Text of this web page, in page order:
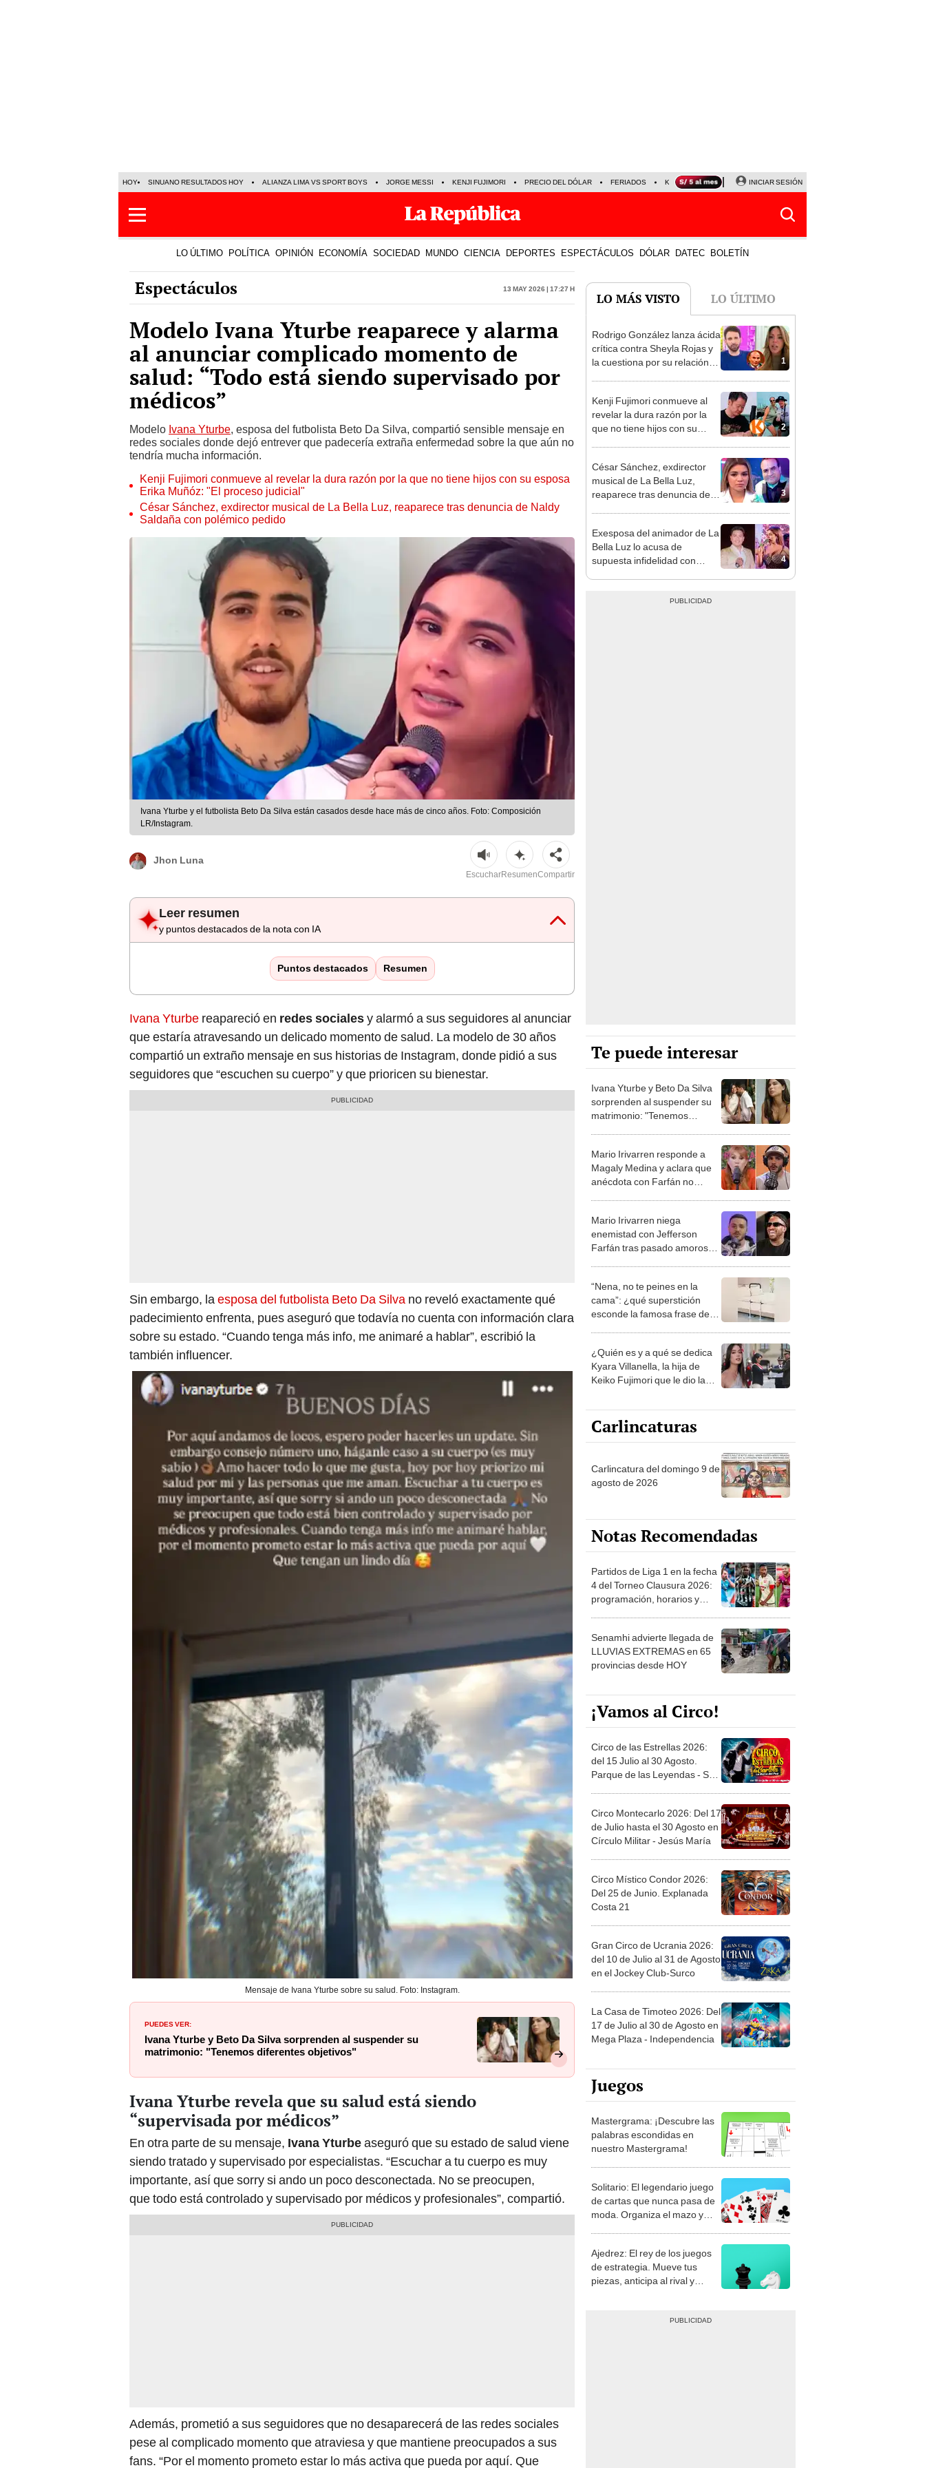
HOY SINUANO RESULTADOS HOY ALIANZA LIMA VS SPORT BOYS JORGE MESSI KENJI FUJIMORI PRECIO DEL DÓLAR FERIADOS KEIKO FUJIMORI NALDY SALDAÑA
INICIAR SESIÓN
LO ÚLTIMO POLÍTICA OPINIÓN ECONOMÍA SOCIEDAD MUNDO CIENCIA DEPORTES ESPECTÁCULOS DÓLAR DATEC BOLETÍN
Espectáculos 13 May 2026 | 17:27 h
Modelo Ivana Yturbe reaparece y alarma
al anunciar complicado momento de
salud: “Todo está siendo supervisado por
médicos”
Modelo Ivana Yturbe, esposa del futbolista Beto Da Silva, compartió sensible mensaje en
redes sociales donde dejó entrever que padecería extraña enfermedad sobre la que aún no
tendría mucha información.
Kenji Fujimori conmueve al revelar la dura razón por la que no tiene hijos con su esposa
Erika Muñóz: "El proceso judicial"
César Sánchez, exdirector musical de La Bella Luz, reaparece tras denuncia de Naldy
Saldaña con polémico pedido
Ivana Yturbe y el futbolista Beto Da Silva están casados desde hace más de cinco años. Foto: Composición
LR/Instagram.
Jhon Luna
EscucharResumenCompartir
Leer resumen
y puntos destacados de la nota con IA
Puntos destacados Resumen
Ivana Yturbe reapareció en redes socialesy alarmó a sus seguidores al anunciar
que estaría atravesando un delicado momento de salud. La modelo de 30 años
compartió un extraño mensaje en sus historias de Instagram, donde pidió a sus
seguidores que “escuchen su cuerpo” y que prioricen su bienestar.
Sin embargo, laesposa del futbolista Beto Da Silva no reveló exactamente qué
padecimiento enfrenta, pues aseguró que todavía no cuenta con información clara
sobre su estado. “Cuando tenga más info, me animaré a hablar”, escribió la
también influencer.
Mensaje de Ivana Yturbe sobre su salud. Foto: Instagram.
PUEDES VER:
Ivana Yturbe y Beto Da Silva sorprenden al suspender su
matrimonio: "Tenemos diferentes objetivos"
Ivana Yturbe revela que su salud está siendo
“supervisada por médicos”
En otra parte de su mensaje, Ivana Yturbeaseguró que su estado de salud viene
siendo tratado y supervisado por especialistas. “Escuchar a tu cuerpo es muy
importante, así que sorry si ando un poco desconectada. No se preocupen,
que todo está controlado y supervisado por médicos y profesionales”, compartió.
Además, prometió a sus seguidores que no desaparecerá de las redes sociales
pese al complicado momento que atraviesa y que mantiene preocupados a sus
fans. “Por el momento prometo estar lo más activa que pueda por aquí. Que
LO MÁS VISTO LO ÚLTIMO
1
Rodrigo González lanza ácida
crítica contra Sheyla Rojas y
la cuestiona por su relación
2
Kenji Fujimori conmueve al
revelar la dura razón por la
que no tiene hijos con su
3
César Sánchez, exdirector
musical de La Bella Luz,
reaparece tras denuncia de
presunción de inocencia"
4
Exesposa del animador de La
Bella Luz lo acusa de
supuesta infidelidad con
Te puede interesar
Ivana Yturbe y Beto Da Silva
sorprenden al suspender su
matrimonio: "Tenemos
Mario Irivarren responde a
Magaly Medina y aclara que
anécdota con Farfán no
Mario Irivarren niega
enemistad con Jefferson
Farfán tras pasado amoroso
“Nena, no te peines en la
cama”: ¿qué superstición
esconde la famosa frase de
¿Quién es y a qué se dedica
Kyara Villanella, la hija de
Keiko Fujimori que le dio la
Carlincaturas
Carlincatura del domingo 9 de
agosto de 2026
Notas Recomendadas
Partidos de Liga 1 en la fecha
4 del Torneo Clausura 2026:
programación, horarios y
Senamhi advierte llegada de
LLUVIAS EXTREMAS en 65
provincias desde HOY
¡Vamos al Circo!
Circo de las Estrellas 2026:
del 15 Julio al 30 Agosto.
Parque de las Leyendas - San
Circo Montecarlo 2026: Del 17
de Julio hasta el 30 Agosto en
Círculo Militar - Jesús María
Circo Místico Condor 2026:
Del 25 de Junio. Explanada
Costa 21
Gran Circo de Ucrania 2026:
del 10 de Julio al 31 de Agosto
en el Jockey Club-Surco
La Casa de Timoteo 2026: Del
17 de Julio al 30 de Agosto en
Mega Plaza - Independencia
Juegos
Mastergrama: ¡Descubre las
palabras escondidas en
nuestro Mastergrama!
Solitario: El legendario juego
de cartas que nunca pasa de
moda. Organiza el mazo y
Ajedrez: El rey de los juegos
de estrategia. Mueve tus
piezas, anticipa al rival y